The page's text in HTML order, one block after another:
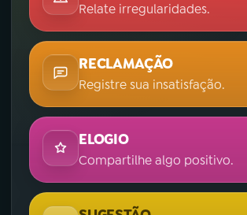
Relate irregularidades.
RECLAMAÇÃO
Registre sua insatisfação.
ELOGIO
Compartilhe algo positivo.